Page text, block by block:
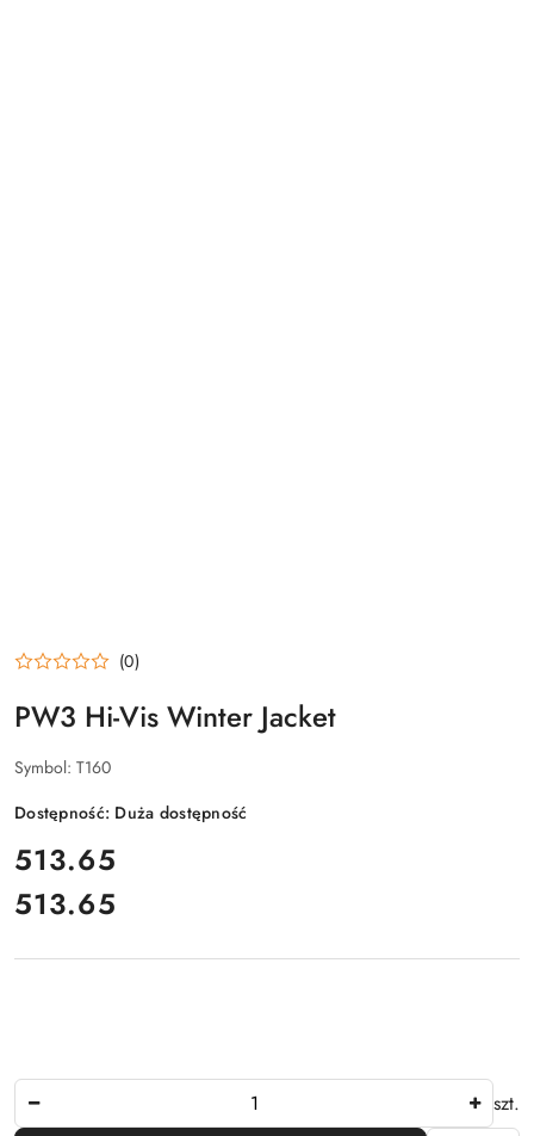
(0)
PW3 Hi-Vis Winter Jacket
Symbol: T160
Dostępność: Duża dostępność
cena:
513.65
Cena:
513.65
szt.